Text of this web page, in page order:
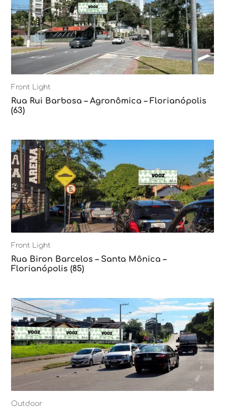
Front Light
Rua Rui Barbosa – Agronômica – Florianópolis
(63)
Front Light
Rua Biron Barcelos – Santa Mônica –
Florianópolis (85)
Outdoor